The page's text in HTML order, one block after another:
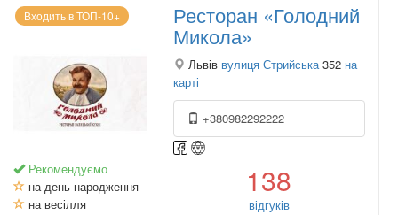
Входить в ТОП-10+
Рекомендуємо
на день народження
на весілля
Ресторан «Голодний
Микола»
Львів вулиця Стрийська352 на
карті
+380982292222
138
відгуків